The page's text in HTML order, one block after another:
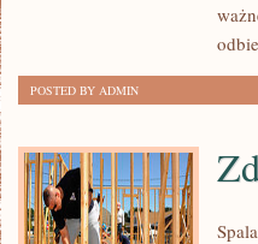
POSTED BY ADMIN